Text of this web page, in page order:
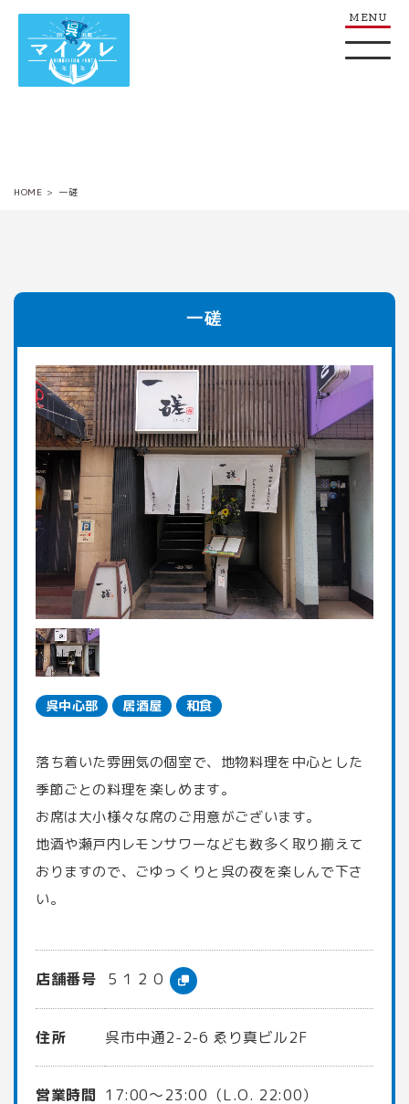
HOME 一磋
一磋
呉中心部 居酒屋 和食
落ち着いた雰囲気の個室で、地物料理を中心とした
季節ごとの料理を楽しめます。
お席は大小様々な席のご用意がございます。
地酒や瀬戸内レモンサワーなども数多く取り揃えて
おりますので、ごゆっくりと呉の夜を楽しんで下さ
い。
店舗番号 ５１２０
住所 呉市中通2-2-6 ゑり真ビル2F
営業時間 17:00〜23:00（L.O. 22:00）